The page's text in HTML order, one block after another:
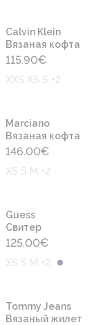
Calvin Klein
Вязаная кофта
115.90€
XXS XS S +2
Marciano
Вязаная кофта
146.00€
XS S M +2
Guess
Свитер
125.00€
XS S M +2
Tommy Jeans
Вязаный жилет